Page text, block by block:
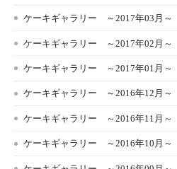
ケーキギャラリー ～2017年03月～
ケーキギャラリー ～2017年02月～
ケーキギャラリー ～2017年01月～
ケーキギャラリー ～2016年12月～
ケーキギャラリー ～2016年11月～
ケーキギャラリー ～2016年10月～